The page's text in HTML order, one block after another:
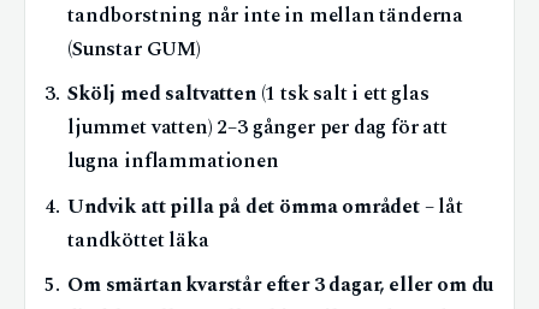
tandborstning når inte in mellan tänderna
(Sunstar GUM)
Skölj med saltvatten(1 tsk salt i ett glas
ljummet vatten) 2–3 gånger per dag för att
lugna inflammationen
Undvik att pilla på det ömma området– låt
tandköttet läka
Om smärtan kvarstår efter 3 dagar, eller om du